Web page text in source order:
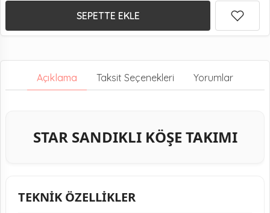
SEPETTE EKLE
Açıklama Taksit Seçenekleri Yorumlar
STAR SANDIKLI KÖŞE TAKIMI
TEKNİK ÖZELLİKLER